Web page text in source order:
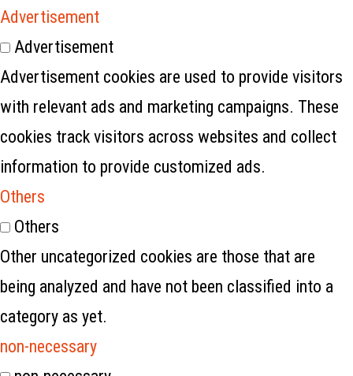
Advertisement
Advertisement
Advertisement cookies are used to provide visitors
with relevant ads and marketing campaigns. These
cookies track visitors across websites and collect
information to provide customized ads.
Others
Others
Other uncategorized cookies are those that are
being analyzed and have not been classified into a
category as yet.
non-necessary